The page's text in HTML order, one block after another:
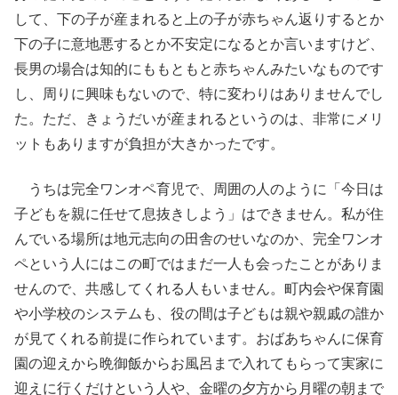
して、下の子が産まれると上の子が赤ちゃん返りするとか
下の子に意地悪するとか不安定になるとか言いますけど、
長男の場合は知的にももともと赤ちゃんみたいなものです
し、周りに興味もないので、特に変わりはありませんでし
た。ただ、きょうだいが産まれるというのは、非常にメリ
ットもありますが負担が大きかったです。
うちは完全ワンオペ育児で、周囲の人のように「今日は
子どもを親に任せて息抜きしよう」はできません。私が住
んでいる場所は地元志向の田舎のせいなのか、完全ワンオ
ペという人にはこの町ではまだ一人も会ったことがありま
せんので、共感してくれる人もいません。町内会や保育園
や小学校のシステムも、役の間は子どもは親や親戚の誰か
が見てくれる前提に作られています。おばあちゃんに保育
園の迎えから晩御飯からお風呂まで入れてもらって実家に
迎えに行くだけという人や、金曜の夕方から月曜の朝まで